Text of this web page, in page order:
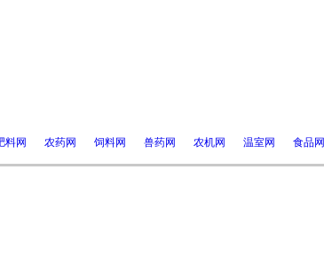
料网 农药网 饲料网 兽药网 农机网 温室网 食品网